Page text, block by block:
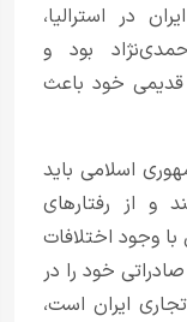
در استرالیا،
بود و
قدیمی خود باعث
اسلامی باید
و از رفتارهای
وجود اختلافات
خود را در
ایران است،